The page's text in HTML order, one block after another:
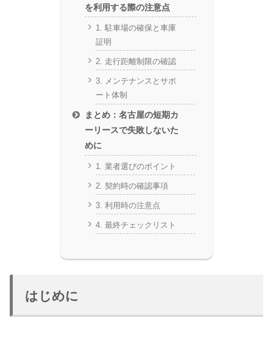
を利用する際の注意点
1. 駐車場の確保と車庫
証明
2. 走行距離制限の確認
3. メンテナンスとサポ
ート体制
まとめ：名古屋の短期カ
ーリースで失敗しないた
めに
1. 業者選びのポイント
2. 契約時の確認事項
3. 利用時の注意点
4. 最終チェックリスト
はじめに